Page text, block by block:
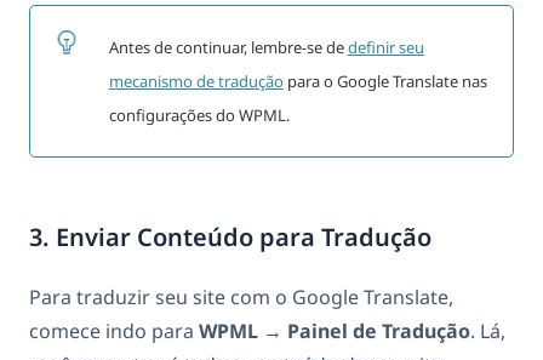
Antes de continuar, lembre-se dedefinir seu
mecanismo de traduçãopara o Google Translate nas
configurações do WPML.
3. Enviar Conteúdo para Tradução
Para traduzir seu site com o Google Translate,
comece indo para WPML → Painel de Tradução. Lá,